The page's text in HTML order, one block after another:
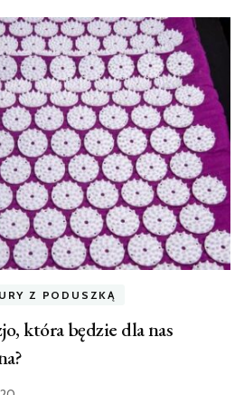
Z PODUSZKĄ
która będzie dla nas